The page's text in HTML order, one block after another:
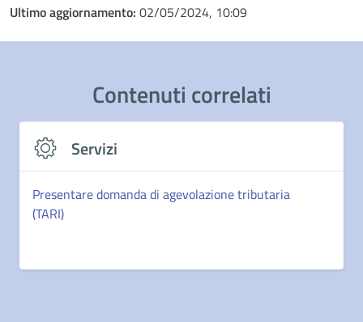
Ultimo aggiornamento: 02/05/2024, 10:09
Contenuti correlati
Servizi
Presentare domanda di agevolazione tributaria
(TARI)